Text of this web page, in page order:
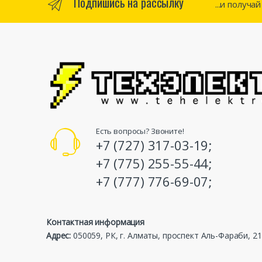
...и получай
Есть вопросы? Звоните!
+7 (727) 317-03-19;
+7 (775) 255-55-44;
+7 (777) 776-69-07;
Контактная информация
Адрес: 050059, РК, г. Алматы, проспект Аль-Фараби,